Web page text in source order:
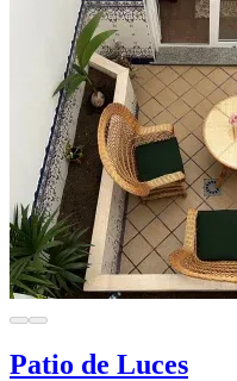
Patio de Luces